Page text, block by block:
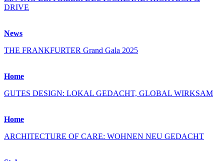
DRIVE
News
THE FRANKFURTER Grand Gala 2025
Home
GUTES DESIGN: LOKAL GEDACHT, GLOBAL WIRKSAM
Home
ARCHITECTURE OF CARE: WOHNEN NEU GEDACHT